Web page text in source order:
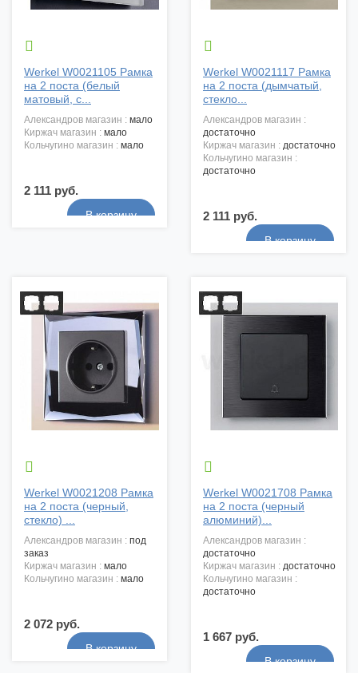

Werkel W0021105 Рамка
на 2 поста (белый
матовый, с...
александров магазин : мало
киржач магазин : мало
кольчугино магазин : мало
2 111 руб.

Werkel W0021117 Рамка
на 2 поста (дымчатый,
стекло...
александров магазин :
достаточно
киржач магазин : достаточно
кольчугино магазин :
достаточно
2 111 руб.

Werkel W0021208 Рамка
на 2 поста (черный,
стекло) ...
александров магазин : под
заказ
киржач магазин : мало
кольчугино магазин : мало
2 072 руб.

Werkel W0021708 Рамка
на 2 поста (черный
алюминий)...
александров магазин :
достаточно
киржач магазин : достаточно
кольчугино магазин :
достаточно
1 667 руб.